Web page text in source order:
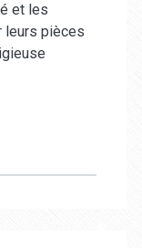
et les
leurs pièces